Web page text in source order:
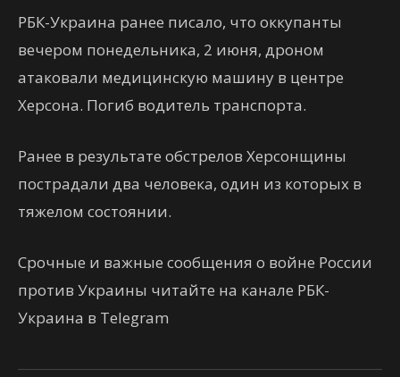
РБК-Украина ранее писало, что оккупанты
вечером понедельника, 2 июня, дроном
атаковали медицинскую машину в центре
Херсона. Погиб водитель транспорта.
Ранее в результате обстрелов Херсонщины
пострадали два человека, один из которых в
тяжелом состоянии.
Срочные и важные сообщения о войне России
против Украины читайте на канале РБК-
Украина в Telegram